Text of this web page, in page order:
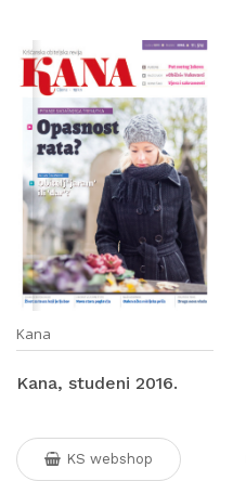
Kana
Kana, studeni 2016.
KS webshop